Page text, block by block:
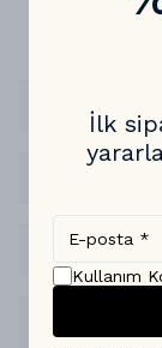
Aynı
Ürünü
Ürünü
İlk
Kullanım